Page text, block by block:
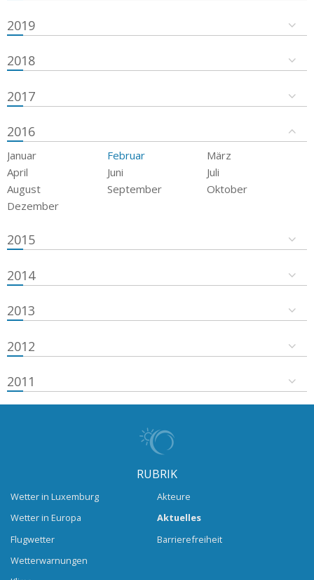
2019
2018
2017
2016
Januar Februar
März
April
Juni
Juli
August
September
Oktober
Dezember
2015
2014
2013
2012
2011
RUBRIK
Wetter in Luxemburg
Wetter in Europa
Flugwetter
Wetterwarnungen
Akteure
Aktuelles
Barrierefreiheit